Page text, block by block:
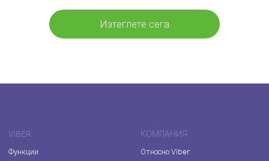
Изтеглете сега
VIBER
Функции
КОМПАНИЯ
Относно Viber